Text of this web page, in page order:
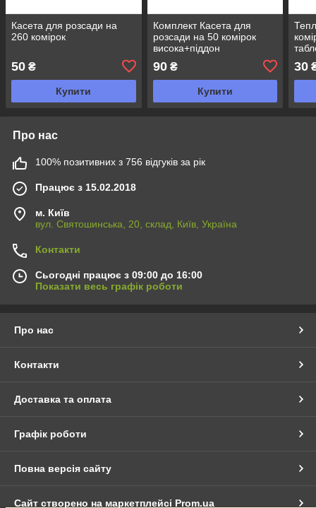
Касета для розсади на
260 комірок
50 ₴
Купити
Комплект Касета для
розсади на 50 комірок
висока+піддон
90₴
Купити
30
Про нас
100% позитивних з 756 відгуків за рік
Працює з 15.02.2018
м. Київ
вул. Святошинська, 20, склад, Київ, Україна
Контакти
Сьогодні працює з 09:00 до 16:00
Показати весь графік роботи
Про нас
Контакти
Доставка та оплата
Графік роботи
Повна версія сайту
Сайт створено на маркетплейсі Prom.ua